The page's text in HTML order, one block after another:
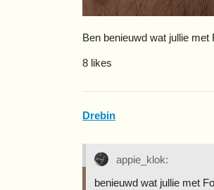
Ben benieuwd wat jullie met
8 likes
Drebin
appie_klok:
benieuwd wat jullie met